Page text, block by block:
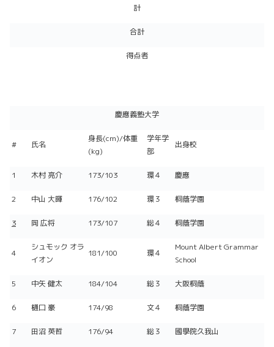
計
合計
得点者
慶應義塾大学
# 氏名
身長(cm)/体重
(kg)
学年学
部
出身校
1 木村 亮介 173/103 環４ 慶應
2 中山 大暉 176/102 環３ 桐蔭学園
3 岡 広将 173/107 総４ 桐蔭学園
4
シュモック オラ
イオン
181/100 環４
Mount Albert Grammar
School
5 中矢 健太 184/104 総３ 大阪桐蔭
6 樋口 豪 174/98 文４ 桐蔭学園
7 田沼 英哲 176/94 総３ 國學院久我山